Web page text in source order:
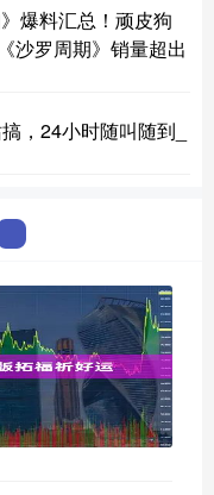
爆料汇总！顽皮狗
沙罗周期》销量超出
，24小时随叫随到_